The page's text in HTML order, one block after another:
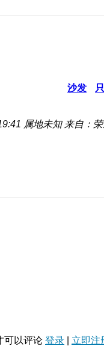
沙发
属地未知 来自：
可以评论 登录 立即注